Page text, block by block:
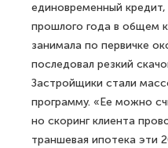
единовременный
прошлого года в общем
занимала по первичке
последовал резкий
Застройщики стали
программу. «Ее можно
но скоринг клиента
траншевая ипотека эти